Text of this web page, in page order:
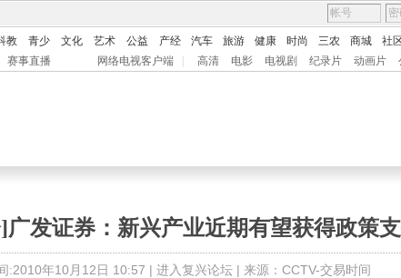
教 青少 文化 艺术 公益 产经 汽车 旅游 健康 时尚 三农 商城 社
赛事直播 网络电视客户端 高清 电影 电视剧 纪录片 动画片
广发证券：新兴产业近期有望获得政策
:2010年10月12日 10:57 | 进入复兴论坛 | 来源：CCTV-交易时间